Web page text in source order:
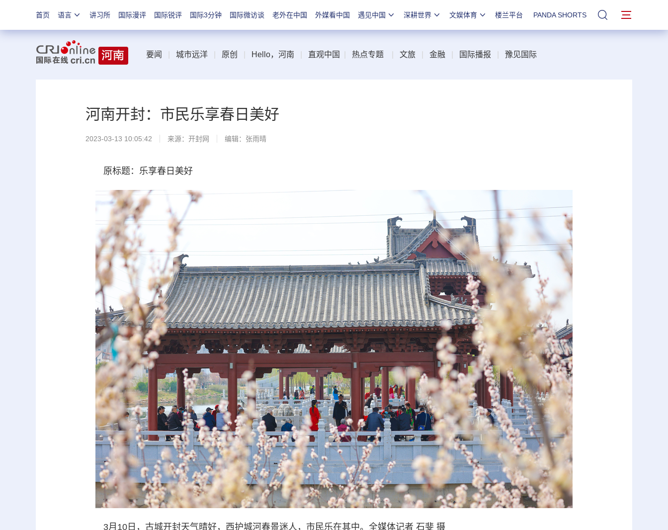
首页 语言 讲习所 国际漫评 国际锐评 国际3分钟 国际微访谈 老外在中国 外媒看中国 遇见中国 深耕世界 文娱体育 楼兰平台 PANDA SHORTS 站内搜索
要闻 城市远洋 原创 Hello，河南 直观中国 热点专题 文旅 金融 国际播报 豫见国际
河南开封：市民乐享春日美好
2023-03-13 10:05:42 来源： 开封网 编辑：张雨晴
原标题：乐享春日美好
3月10日，古城开封天气晴好，西护城河春景迷人，市民乐在其中。全媒体记者 石斐 摄